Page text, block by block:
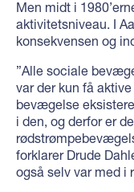
Men midt i
aktivitetsniveau. I
konsekvensen og
”Alle sociale
var der kun få
bevægelse
i den, og derfor er
forklarer Drude
også selv var med i